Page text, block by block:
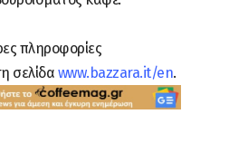
πληροφορίες
σελίδα www.bazzara.it/en.